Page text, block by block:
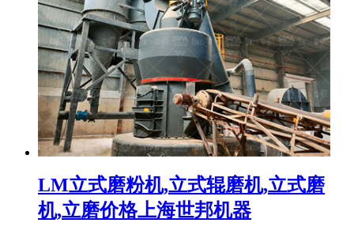
LM立式磨粉机,立式辊磨机,立式磨
机,立磨价格上海世邦机器